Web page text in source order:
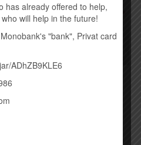
has already offered to help,
will help in the future!
"bank", Privat card
ADhZB9KLE6